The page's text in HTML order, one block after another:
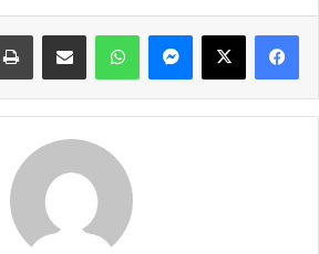
فيسبوك X ماسنجر واتساب مشاركة عبر البريد